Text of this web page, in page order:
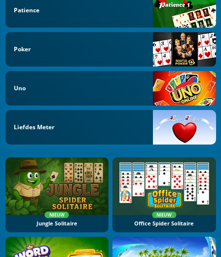
Patience
Poker
Uno
Liefdes Meter
NIEUW
Jungle Solitaire
NIEUW
Office Spider Solitaire